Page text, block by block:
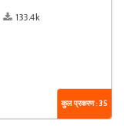
133.4k
कुल प्रकरण : 35